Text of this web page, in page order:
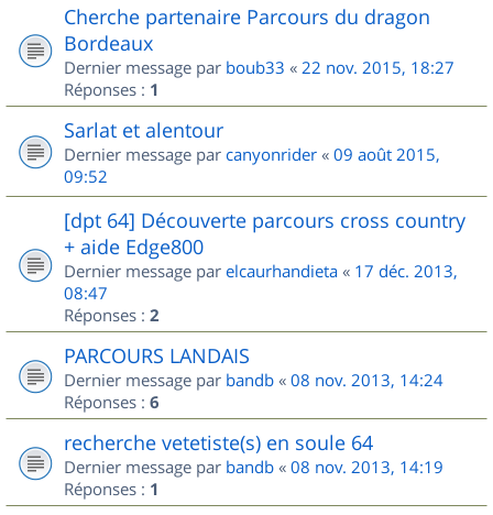
Cherche partenaire Parcours du dragon
Bordeaux
Dernier message par boub33 « 22 nov. 2015, 18:27
Réponses : 1
Sarlat et alentour
Dernier message par canyonrider « 09 août 2015,
09:52
[dpt 64] Découverte parcours cross country
+ aide Edge800
Dernier message par elcaurhandieta « 17 déc. 2013,
08:47
Réponses : 2
PARCOURS LANDAIS
Dernier message par bandb « 08 nov. 2013, 14:24
Réponses : 6
recherche vetetiste(s) en soule 64
Dernier message par bandb « 08 nov. 2013, 14:19
Réponses : 1